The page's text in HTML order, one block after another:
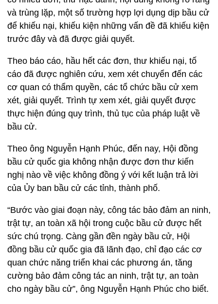
và trùng lặp, một số trường hợp lợi dụng dịp bầu cử
để khiếu nại, khiếu kiện những vấn đề đã khiếu kiện
trước đây và đã được giải quyết.
Theo báo cáo, hầu hết các đơn, thư khiếu nại, tố
cáo đã được nghiên cứu, xem xét chuyển đến các
cơ quan có thẩm quyền, các tổ chức bầu cử xem
xét, giải quyết. Trình tự xem xét, giải quyết được
thực hiện đúng quy trình, thủ tục của pháp luật về
bầu cử.
Theo ông Nguyễn Hạnh Phúc, đến nay, Hội đồng
bầu cử quốc gia không nhận được đơn thư kiến
nghị nào về việc không đồng ý với kết luận trả lời
của Ủy ban bầu cử các tỉnh, thành phố.
“Bước vào giai đoạn này, công tác bảo đảm an ninh,
trật tự, an toàn xã hội trong cuộc bầu cử được hết
sức chú trọng. Càng gần đền ngày bầu cử, Hội
đồng bầu cử quốc gia đã lãnh đạo, chỉ đạo các cơ
quan chức năng triển khai các phương án, tăng
cường bảo đảm công tác an ninh, trật tự, an toàn
cho ngày bầu cử”, ông Nguyễn Hạnh Phúc cho biết.